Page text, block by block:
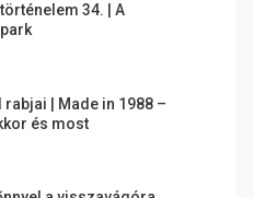
34. | A
| Made in 1988 –
és most